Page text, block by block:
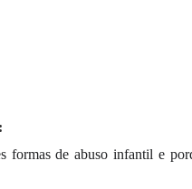
formas de abuso infantil e